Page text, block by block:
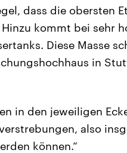
dass die obersten
kommt bei sehr
Diese Masse
in
in den jeweiligen
also
können.“